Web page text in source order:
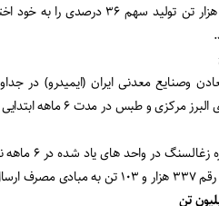
شهریور در مجموع با ۲۷۴.۷ هزار تن
وصنایع معدنی ایران (ایمیدرو) در